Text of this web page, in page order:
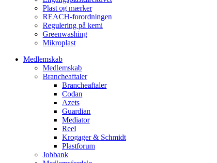
Plast og mærker
REACH-forordningen
Regulering på kemi
Greenwashing
Mikroplast
Medlemskab
Medlemskab
Brancheaftaler
Brancheaftaler
Codan
Azets
Guardian
Mediator
Reel
Krogager & Schmidt
Plastforum
Jobbank